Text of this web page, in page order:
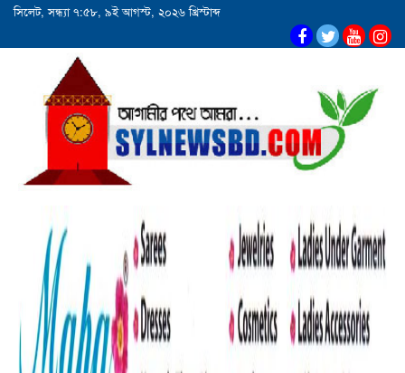
সিলেট, সন্ধ্যা ৭:৫৮, ৯ই আগস্ট, ২০২৬ খ্রিস্টাব্দ